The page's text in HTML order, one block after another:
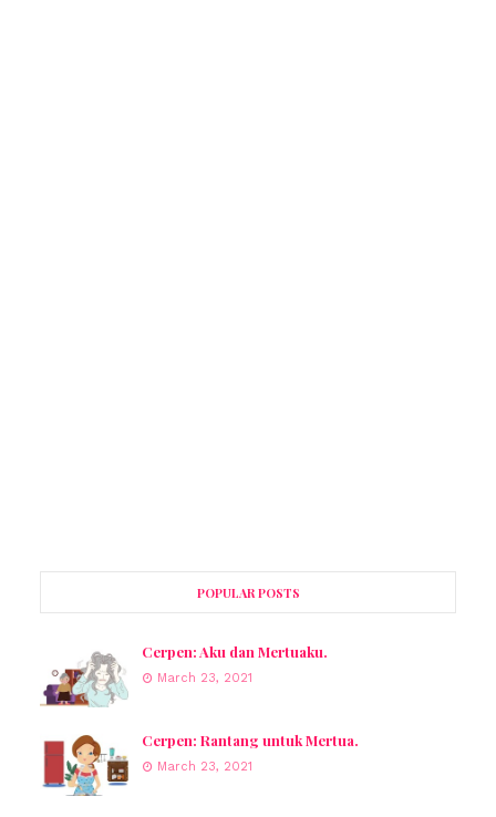
POPULAR POSTS
Cerpen: Aku dan Mertuaku.
March 23, 2021
Cerpen: Rantang untuk Mertua.
March 23, 2021